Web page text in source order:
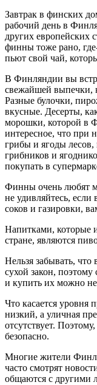
Завтрак в финских
рабочий день в
других европейских
финны тоже рано,
пьют свой чай,
В Финляндии вы
свежайшей выпечки,
Разные булочки,
вкусные. Десерты,
морошки, которой в
интересное, что при
грибы и ягоды лесов,
грибников и
покупать в
Финны очень любят
не удивляйтесь,
соков и газировки,
Напитками, которые
стране, являются
Нельзя забывать,
сухой закон, поэтому
и купить их можно
Что касается уровня
низкий, а уличная
отсутствует.
безопасно.
Многие жители
часто смотрят
общаются с другими